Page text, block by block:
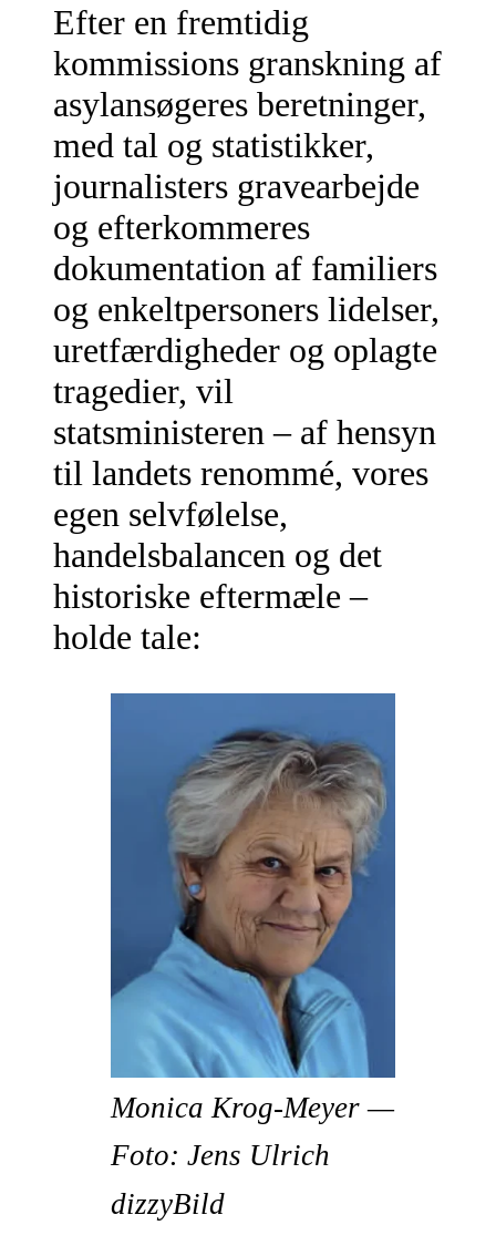
Efter en fremtidig
kommissions granskning af
asylansøgeres beretninger,
med tal og statistikker,
journalisters gravearbejde
og efterkommeres
dokumentation af familiers
og enkeltpersoners lidelser,
uretfærdigheder og oplagte
tragedier, vil
statsministeren – af hensyn
til landets renommé, vores
egen selvfølelse,
handelsbalancen og det
historiske eftermæle –
holde tale:
Monica Krog-Meyer —
Foto: Jens Ulrich
dizzyBild